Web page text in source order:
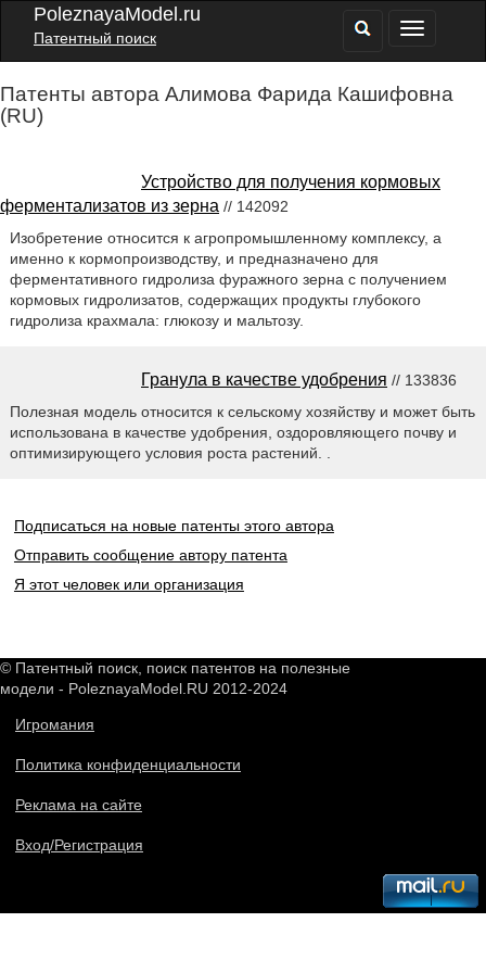
PoleznayaModel.ru
Патентный поиск
Патенты автора Алимова Фарида Кашифовна
(RU)
Устройство для получения кормовых
ферментализатов из зерна // 142092
Изобретение относится к агропромышленному комплексу, а
именно к кормопроизводству, и предназначено для
ферментативного гидролиза фуражного зерна с получением
кормовых гидролизатов, содержащих продукты глубокого
гидролиза крахмала: глюкозу и мальтозу.
Гранула в качестве удобрения // 133836
Полезная модель относится к сельскому хозяйству и может быть
использована в качестве удобрения, оздоровляющего почву и
оптимизирующего условия роста растений. .
Подписаться на новые патенты этого автора
Отправить сообщение автору патента
Я этот человек или организация
© Патентный поиск, поиск патентов на полезные
модели - PoleznayaModel.RU 2012-2024
Игромания
Политика конфиденциальности
Реклама на сайте
Вход/Регистрация